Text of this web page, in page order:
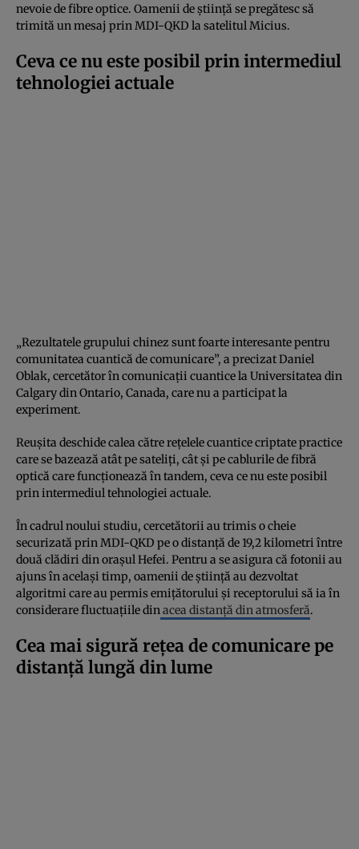
nevoie de fibre optice. Oamenii de știință se pregătesc să
trimită un mesaj prin MDI-QKD la satelitul Micius.
Ceva ce nu este posibil prin intermediul
tehnologiei actuale
„Rezultatele grupului chinez sunt foarte interesante pentru
comunitatea cuantică de comunicare”, a precizat Daniel
Oblak, cercetător în comunicații cuantice la Universitatea din
Calgary din Ontario, Canada, care nu a participat la
experiment.
Reușita deschide calea către rețelele cuantice criptate practice
care se bazează atât pe sateliți, cât și pe cablurile de fibră
optică care funcționează în tandem, ceva ce nu este posibil
prin intermediul tehnologiei actuale.
În cadrul noului studiu, cercetătorii au trimis o cheie
securizată prin MDI-QKD pe o distanță de 19,2 kilometri între
două clădiri din orașul Hefei. Pentru a se asigura că fotonii au
ajuns în același timp, oamenii de știință au dezvoltat
algoritmi care au permis emițătorului și receptorului să ia în
considerare fluctuațiile dinacea distanță din atmosferă.
Cea mai sigură rețea de comunicare pe
distanță lungă din lume